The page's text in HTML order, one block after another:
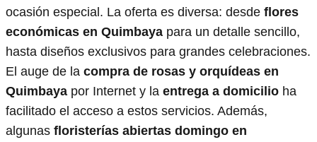
ocasión especial. La oferta es diversa: desde flores
económicas en Quimbaya para un detalle sencillo,
hasta diseños exclusivos para grandes celebraciones.
El auge de la compra de rosas y orquídeas en
Quimbaya por Internet y la entrega a domicilio ha
facilitado el acceso a estos servicios. Además,
algunas floristerías abiertas domingo en